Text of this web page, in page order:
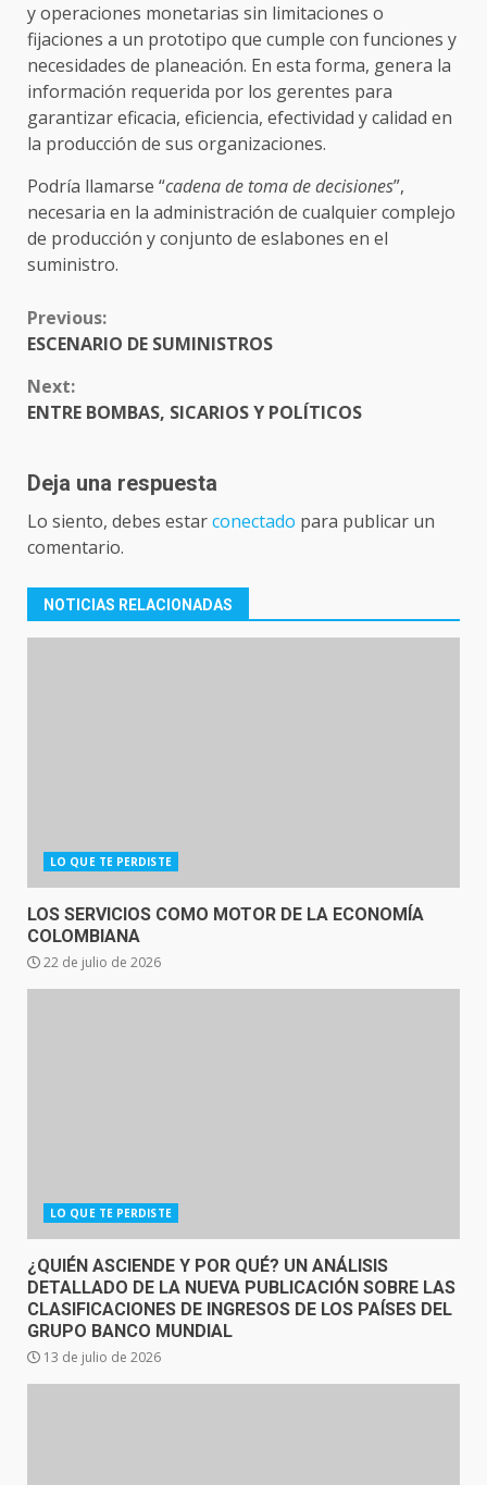
y operaciones monetarias sin limitaciones o
fijaciones a un prototipo que cumple con funciones y
necesidades de planeación. En esta forma, genera la
información requerida por los gerentes para
garantizar eficacia, eficiencia, efectividad y calidad en
la producción de sus organizaciones.
Podría llamarse “cadena de toma de decisiones”,
necesaria en la administración de cualquier complejo
de producción y conjunto de eslabones en el
suministro.
CONTINUE
READING
Previous:
ESCENARIO DE SUMINISTROS
Next:
ENTRE BOMBAS, SICARIOS Y POLÍTICOS
Deja una respuesta
Lo siento, debes estarconectado para publicar un
comentario.
NOTICIAS RELACIONADAS
LO QUE TE PERDISTE
LOS SERVICIOS COMO MOTOR DE LA ECONOMÍA
COLOMBIANA
22 de julio de 2026
LO QUE TE PERDISTE
¿QUIÉN ASCIENDE Y POR QUÉ? UN ANÁLISIS
DETALLADO DE LA NUEVA PUBLICACIÓN SOBRE LAS
CLASIFICACIONES DE INGRESOS DE LOS PAÍSES DEL
GRUPO BANCO MUNDIAL
13 de julio de 2026